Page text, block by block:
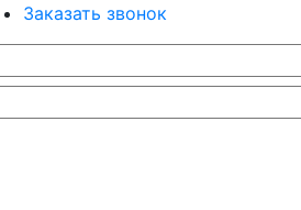
Заказать звонок